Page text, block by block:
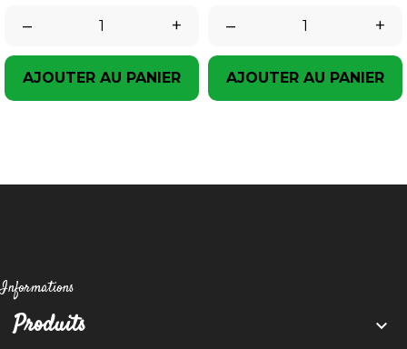
–
+
AJOUTER AU PANIER
– +
AJOUTER AU PANIER
Informations
Produits 